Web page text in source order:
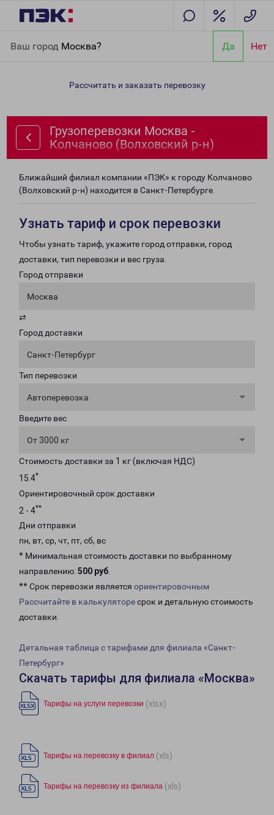
Ваш город Москва? Да Нет
(Волховский р-н)
Рассчитать и заказать перевозку
Грузоперевозки Москва -
Колчаново (Волховский р-н)
Ближайший филиал компании «ПЭК» к городу Колчаново
(Волховский р-н) находится в Санкт-Петербурге.
Узнать тариф и срок перевозки
Чтобы узнать тариф, укажите город отправки, город
доставки, тип перевозки и вес груза.
Город отправки
Москва
⇄
Город доставки
Санкт-Петербург
Тип перевозки
Автоперевозка
Введите вес
От 3000 кг
Стоимость доставки за 1 кг (включая НДС)
15.4*
Ориентировочный срок доставки
2 - 4**
Дни отправки
пн, вт, ср, чт, пт, сб, вс
* Минимальная стоимость доставки по выбранному
направлению: 500 руб.
** Срок перевозки является ориентировочным
Рассчитайте в калькуляторесрок и детальную стоимость
доставки.
Детальная таблица с тарифами для филиала «Санкт-
Петербург»
Скачать тарифы для филиала «Москва»
Тарифы на услуги перевозки (xlsx)
Тарифы на перевозку в филиал (xls)
Тарифы на перевозку из филиала (xls)